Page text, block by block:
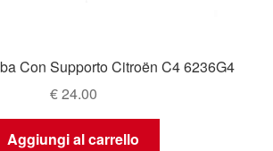
Con Supporto Citroën C4 6236G4
€24.00
Aggiungi al carrello